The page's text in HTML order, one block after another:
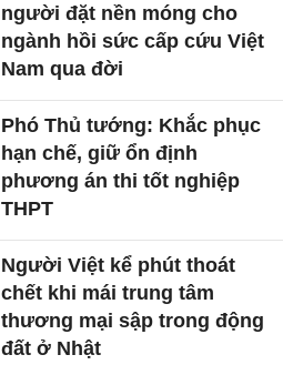
người đặt nền móng cho
ngành hồi sức cấp cứu Việt
Nam qua đời
Phó Thủ tướng: Khắc phục
hạn chế, giữ ổn định
phương án thi tốt nghiệp
THPT
Người Việt kể phút thoát
chết khi mái trung tâm
thương mại sập trong động
đất ở Nhật